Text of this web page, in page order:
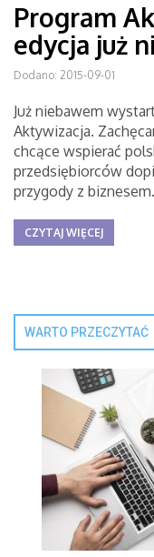
Program
edycja już
Dodano: 2015-09-01
Już niebawem
Aktywizacja.
chcące wspierać
przedsiębiorców
przygody z biznesem.
CZYTAJ WIĘCEJ
WARTO PRZECZYTAĆ